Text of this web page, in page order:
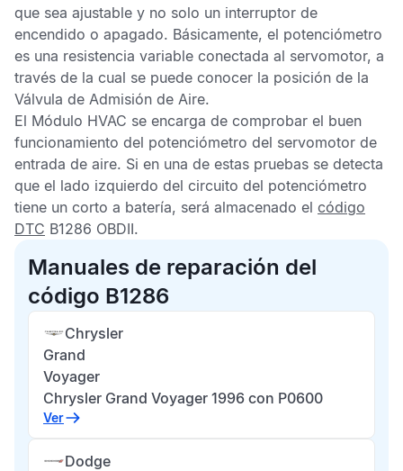
que sea ajustable y no solo un interruptor de
encendido o apagado. Básicamente, el potenciómetro
es una resistencia variable conectada al servomotor, a
través de la cual se puede conocer la posición de la
Válvula de Admisión de Aire.
El Módulo HVAC se encarga de comprobar el buen
funcionamiento del potenciómetro del servomotor de
entrada de aire. Si en una de estas pruebas se detecta
que el lado izquierdo del circuito del potenciómetro
tiene un corto a batería, será almacenado el código
DTC B1286 OBDII.
Manuales de reparación del
código B1286
Chrysler
Grand
Voyager
Chrysler Grand Voyager 1996 con P0600
Ver
Dodge